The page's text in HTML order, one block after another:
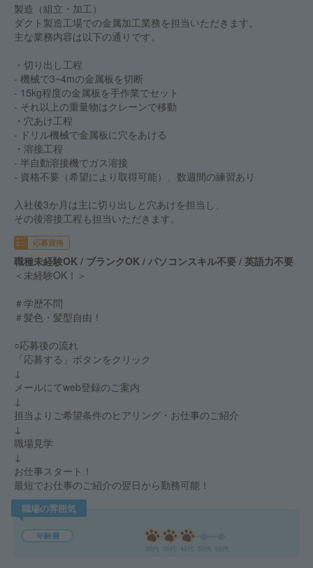
製造（組立・加工）
ダクト製造工場での金属加工業務を担当いただきます。
主な業務内容は以下の通りです。
・切り出し工程
- 機械で3~4mの金属板を切断
- 15kg程度の金属板を手作業でセット
- それ以上の重量物はクレーンで移動
・穴あけ工程
- ドリル機械で金属板に穴をあける
・溶接工程
- 半自動溶接機でガス溶接
- 資格不要（希望により取得可能）、数週間の練習あり
入社後3か月は主に切り出しと穴あけを担当し、
その後溶接工程も担当いただきます。
応募資格
職種未経験OK / ブランクOK / パソコンスキル不要 / 英語力不要
＜未経験OK！＞
＃学歴不問
＃髪色・髪型自由！
○応募後の流れ
「応募する」ボタンをクリック
↓
メールにてweb登録のご案内
↓
担当よりご希望条件のヒアリング・お仕事のご紹介
↓
職場見学
↓
お仕事スタート！
最短でお仕事のご紹介の翌日から勤務可能！
職場の雰囲気
年齢層